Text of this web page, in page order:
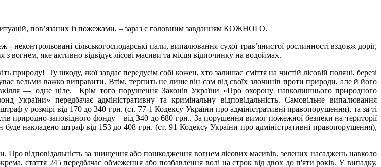
пов’язаних із пожежами, – зараз є головним завданням КОЖНОГО.
сільськогосподарські пали, випалювання сухої трав’янистої рослинності вздовж доріг,
вогнем, яке активно відвідує лісові масиви та місця відпочинку на водоймах.
природу! Ту шкоду, якої завдає передусім собі кожен, хто залишає сміття на чистій лісовій поляні, березі
вельми важко виправити. Втім, терпить не лише він сам від своїх злочинів проти природи, але й його
— одне ціле. Крім того порушення Законів України «Про охорону навколишнього природного
України» передбачає адміністративну та кримінальну відповідальність. Самовільне випалювання
у розмірі від 170 до 340 грн. (ст. 77-1 Кодексу України про адміністративні правопорушення), та за ті
природно-заповідного фонду – від 340 до 680 грн.. За порушення вимог пожежної безпеки на території
накладено штраф від 153 до 408 грн. (ст. 91 Кодексу України про адміністративні правопорушення),
Про відповідальність за знищення або пошкодження вогнем лісових масивів, зелених насаджень навколо
стаття 245 передбачає обмеження або позбавлення волі на строк від двох до п'яти років. У випадку,